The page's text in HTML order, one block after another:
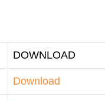
DOWNLOAD
Download